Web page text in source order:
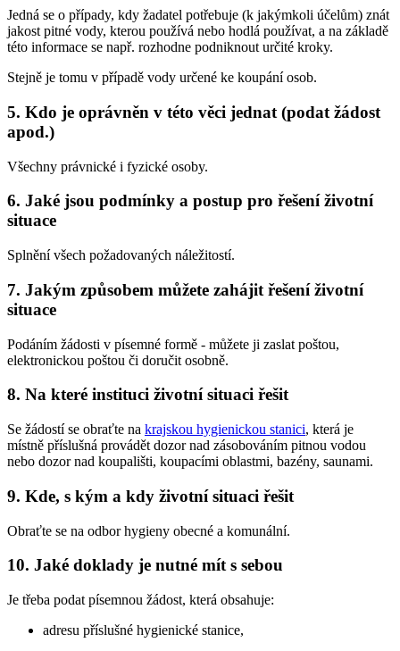
Jedná se o případy, kdy žadatel potřebuje (k jakýmkoli účelům) znát
jakost pitné vody, kterou používá nebo hodlá používat, a na základě
této informace se např. rozhodne podniknout určité kroky.
Stejně je tomu v případě vody určené ke koupání osob.
5. Kdo je oprávněn v této věci jednat (podat žádost
apod.)
Všechny právnické i fyzické osoby.
6. Jaké jsou podmínky a postup pro řešení životní
situace
Splnění všech požadovaných náležitostí.
7. Jakým způsobem můžete zahájit řešení životní
situace
Podáním žádosti v písemné formě - můžete ji zaslat poštou,
elektronickou poštou či doručit osobně.
8. Na které instituci životní situaci řešit
Se žádostí se obraťte na krajskou hygienickou stanici, která je
místně příslušná provádět dozor nad zásobováním pitnou vodou
nebo dozor nad koupališti, koupacími oblastmi, bazény, saunami.
9. Kde, s kým a kdy životní situaci řešit
Obraťte se na odbor hygieny obecné a komunální.
10. Jaké doklady je nutné mít s sebou
Je třeba podat písemnou žádost, která obsahuje:
adresu příslušné hygienické stanice,